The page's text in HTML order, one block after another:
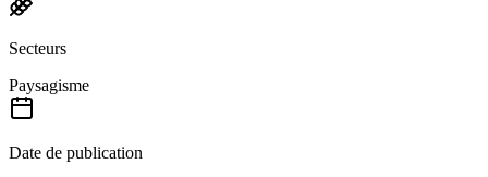
Secteurs
Paysagisme
Date de publication